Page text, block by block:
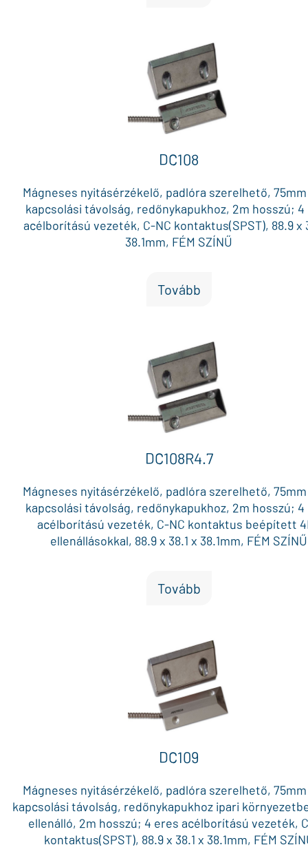
DC108
Mágneses nyitásérzékelő, padlóra szerelhető,
kapcsolási távolság, redőnykapukhoz, 2m hosszú;
acélborítású vezeték, C-NC kontaktus(SPST), 88.9 x
38.1mm, FÉM SZÍNŰ
Tovább
DC108R4.7
Mágneses nyitásérzékelő, padlóra szerelhető,
kapcsolási távolság, redőnykapukhoz, 2m hosszú;
acélborítású vezeték, C-NC kontaktus beépített
ellenállásokkal, 88.9 x 38.1 x 38.1mm, FÉM SZÍNŰ
Tovább
DC109
Mágneses nyitásérzékelő, padlóra szerelhető,
kapcsolási távolság, redőnykapukhoz ipari
ellenálló, 2m hosszú; 4 eres acélborítású vezeték,
kontaktus(SPST), 88.9 x 38.1 x 38.1mm, FÉM